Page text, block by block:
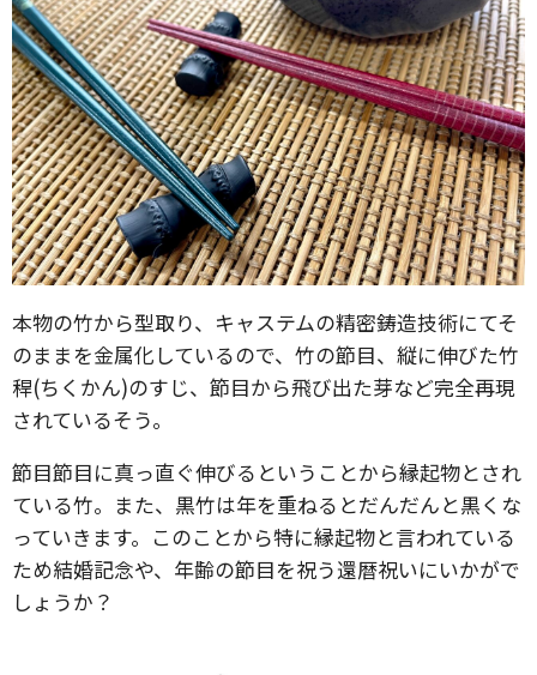
本物の竹から型取り、キャステムの精密鋳造技術にてそ
のままを金属化しているので、竹の節目、縦に伸びた竹
稈(ちくかん)のすじ、節目から飛び出た芽など完全再現
されているそう。
節目節目に真っ直ぐ伸びるということから縁起物とされ
ている竹。また、黒竹は年を重ねるとだんだんと黒くな
っていきます。このことから特に縁起物と言われている
ため結婚記念や、年齢の節目を祝う還暦祝いにいかがで
しょうか？